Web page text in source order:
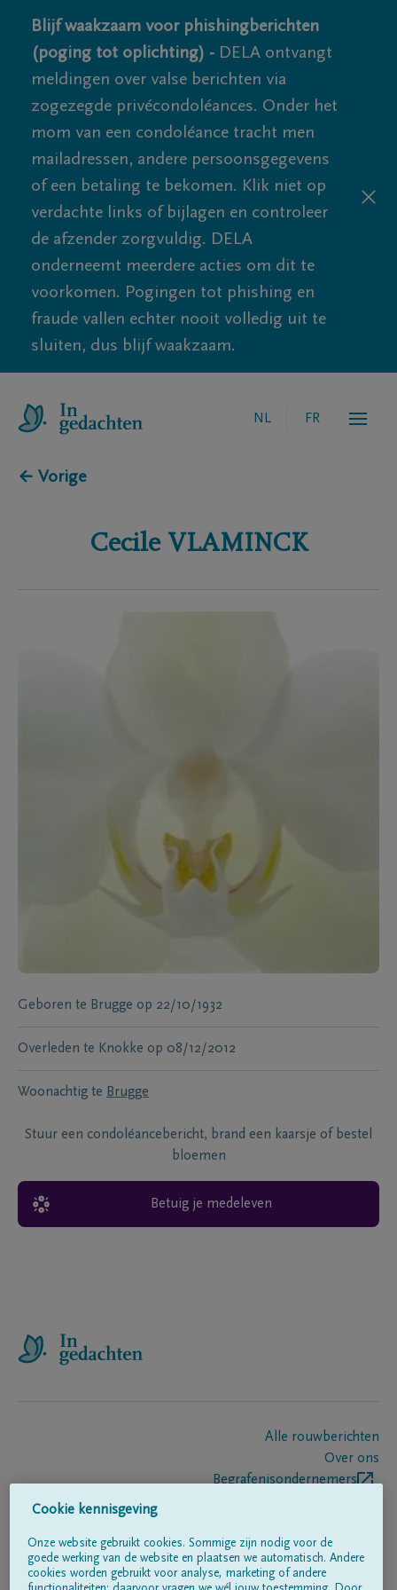
Blijf waakzaam voor phishingberichten
(poging tot oplichting) - DELA ontvangt
meldingen over valse berichten via
zogezegde privécondoléances. Onder het
mom van een condoléance tracht men
mailadressen, andere persoonsgegevens
of een betaling te bekomen. Klik niet op
verdachte links of bijlagen en controleer
de afzender zorgvuldig. DELA
onderneemt meerdere acties om dit te
voorkomen. Pogingen tot phishing en
fraude vallen echter nooit volledig uit te
sluiten, dus blijf waakzaam.
NL FR
← Vorige
Cecile VLAMINCK
Geboren te Brugge op 22/10/1932
Overleden te Knokke op 08/12/2012
Woonachtig te Brugge
Stuur een condoléancebericht, brand een kaarsje of bestel
bloemen
Betuig je medeleven
Alle rouwberichten
Over ons
Begrafenisondernemers
Volg ons op
Cookie kennisgeving
Onze website gebruikt cookies. Sommige zijn nodig voor de
goede werking van de website en plaatsen we automatisch. Andere
cookies worden gebruikt voor analyse, marketing of andere